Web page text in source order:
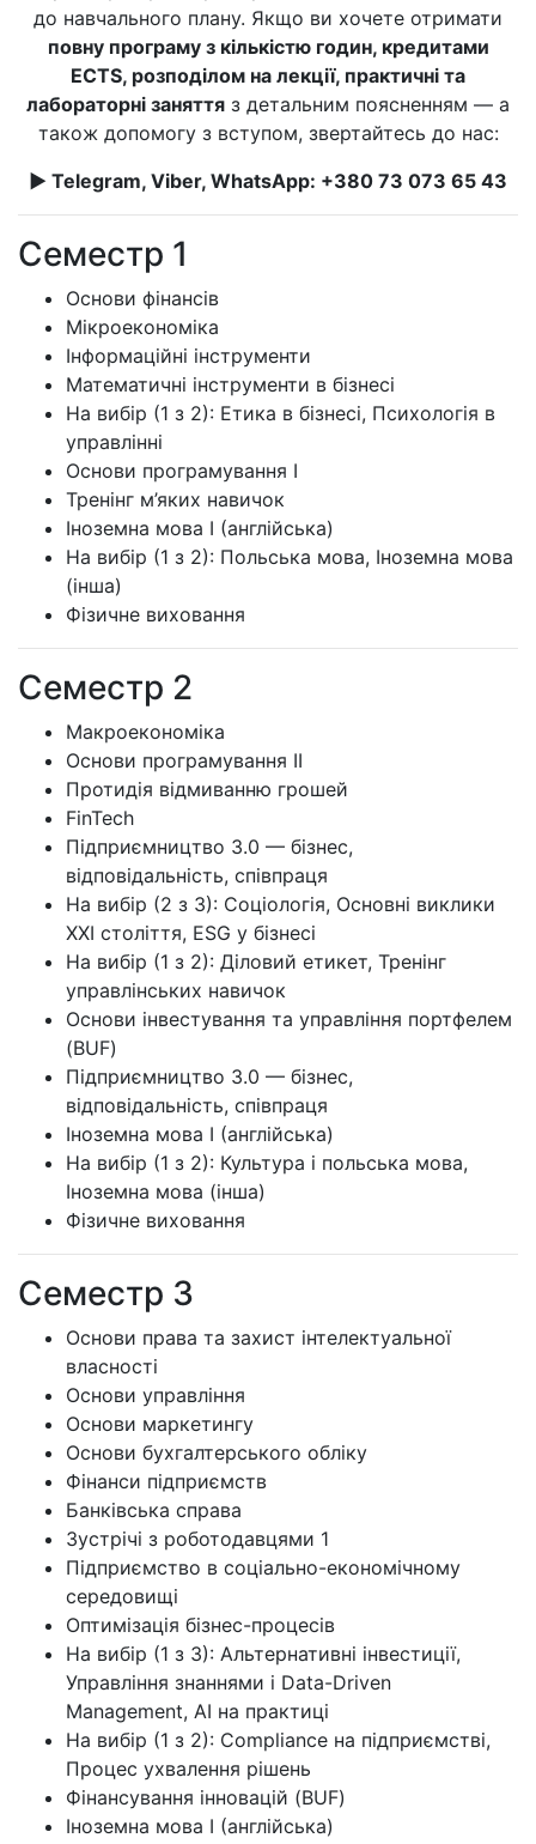
до навчального плану. Якщо ви хочете отримати
повну програму з кількістю годин, кредитами
ECTS, розподілом на лекції, практичні та
лабораторні заняття з детальним поясненням — а
також допомогу з вступом, звертайтесь до нас:
► Telegram, Viber, WhatsApp: +380 73 073 65 43
Семестр 1
Основи фінансів
Мікроекономіка
Інформаційні інструменти
Математичні інструменти в бізнесі
На вибір (1 з 2): Етика в бізнесі, Психологія в
управлінні
Основи програмування I
Тренінг м’яких навичок
Іноземна мова I (англійська)
На вибір (1 з 2): Польська мова, Іноземна мова
(інша)
Фізичне виховання
Семестр 2
Макроекономіка
Основи програмування II
Протидія відмиванню грошей
FinTech
Підприємництво 3.0 — бізнес,
відповідальність, співпраця
На вибір (2 з 3): Соціологія, Основні виклики
XXI століття, ESG у бізнесі
На вибір (1 з 2): Діловий етикет, Тренінг
управлінських навичок
Основи інвестування та управління портфелем
(BUF)
Підприємництво 3.0 — бізнес,
відповідальність, співпраця
Іноземна мова I (англійська)
На вибір (1 з 2): Культура і польська мова,
Іноземна мова (інша)
Фізичне виховання
Семестр 3
Основи права та захист інтелектуальної
власності
Основи управління
Основи маркетингу
Основи бухгалтерського обліку
Фінанси підприємств
Банківська справа
Зустрічі з роботодавцями 1
Підприємство в соціально-економічному
середовищі
Оптимізація бізнес-процесів
На вибір (1 з 3): Альтернативні інвестиції,
Управління знаннями і Data-Driven
Management, AI на практиці
На вибір (1 з 2): Compliance на підприємстві,
Процес ухвалення рішень
Фінансування інновацій (BUF)
Іноземна мова I (англійська)